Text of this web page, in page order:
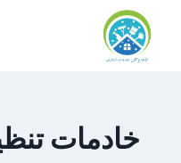
التجاوز
المحتوى
خادمات